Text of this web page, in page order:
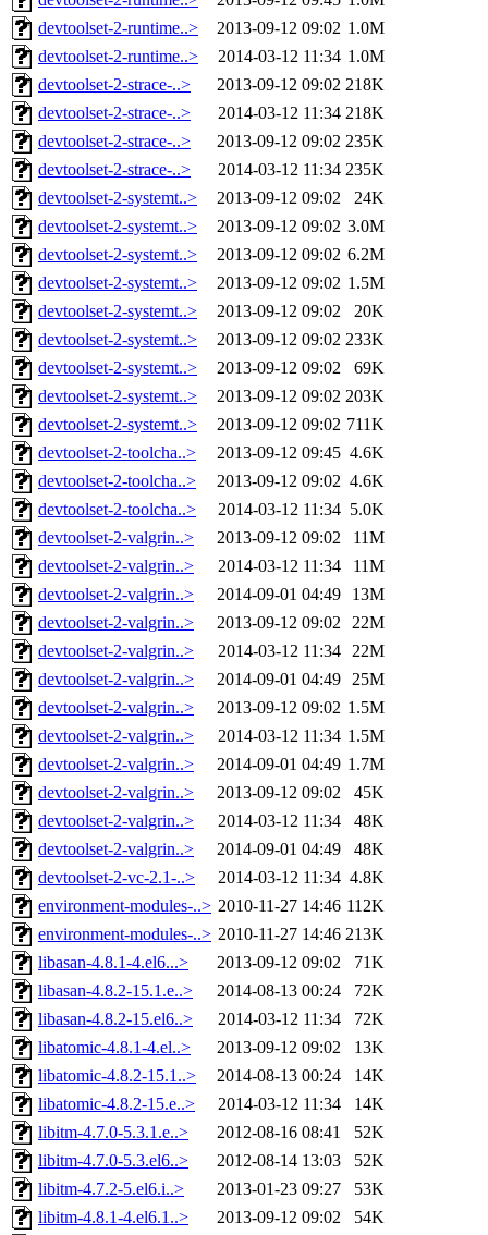
devtoolset-2-runtime..>
2013-09-12 09:02 1.0M
devtoolset-2-runtime..>
2014-03-12 11:34 1.0M
devtoolset-2-strace-..>
2013-09-12 09:02 218K
devtoolset-2-strace-..>
2014-03-12 11:34 218K
devtoolset-2-strace-..>
2013-09-12 09:02 235K
devtoolset-2-strace-..>
2014-03-12 11:34 235K
devtoolset-2-systemt..>
2013-09-12 09:02
24K
devtoolset-2-systemt..>
2013-09-12 09:02 3.0M
devtoolset-2-systemt..>
2013-09-12 09:02 6.2M
devtoolset-2-systemt..>
2013-09-12 09:02 1.5M
devtoolset-2-systemt..>
2013-09-12 09:02
20K
devtoolset-2-systemt..>
2013-09-12 09:02 233K
devtoolset-2-systemt..>
2013-09-12 09:02
69K
devtoolset-2-systemt..>
2013-09-12 09:02 203K
devtoolset-2-systemt..>
2013-09-12 09:02 711K
devtoolset-2-toolcha..>
2013-09-12 09:45 4.6K
devtoolset-2-toolcha..>
2013-09-12 09:02 4.6K
devtoolset-2-toolcha..>
2014-03-12 11:34 5.0K
devtoolset-2-valgrin..>
2013-09-12 09:02
11M
devtoolset-2-valgrin..>
2014-03-12 11:34
11M
devtoolset-2-valgrin..>
2014-09-01 04:49
13M
devtoolset-2-valgrin..>
2013-09-12 09:02 22M
devtoolset-2-valgrin..>
2014-03-12 11:34 22M
devtoolset-2-valgrin..>
2014-09-01 04:49 25M
devtoolset-2-valgrin..>
2013-09-12 09:02 1.5M
devtoolset-2-valgrin..>
2014-03-12 11:34 1.5M
devtoolset-2-valgrin..>
2014-09-01 04:49 1.7M
devtoolset-2-valgrin..>
2013-09-12 09:02
45K
devtoolset-2-valgrin..>
2014-03-12 11:34
48K
devtoolset-2-valgrin..>
2014-09-01 04:49
48K
devtoolset-2-vc-2.1-..>
2014-03-12 11:34 4.8K
environment-modules-..> 2010-11-27 14:46 112K
environment-modules-..> 2010-11-27 14:46 213K
libasan-4.8.1-4.el6...>
2013-09-12 09:02
71K
libasan-4.8.2-15.1.e..>
2014-08-13 00:24
72K
libasan-4.8.2-15.el6..>
2014-03-12 11:34
72K
libatomic-4.8.1-4.el..>
2013-09-12 09:02
13K
libatomic-4.8.2-15.1..>
2014-08-13 00:24
14K
libatomic-4.8.2-15.e..>
2014-03-12 11:34
14K
libitm-4.7.0-5.3.1.e..>
2012-08-16 08:41
52K
libitm-4.7.0-5.3.el6..>
2012-08-14 13:03
52K
libitm-4.7.2-5.el6.i..>
2013-01-23 09:27
53K
libitm-4.8.1-4.el6.1..>
2013-09-12 09:02
54K